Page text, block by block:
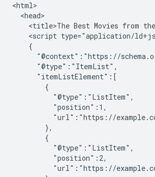
<html>
  <head>
<title>The Best Movies from
<script type="application/
    {
"@context":"https://
      "@type":"ItemList",
      "itemListElement":[
        {
          "@type":"ListItem",
          "position":1,
"url":"https://
        },
        {
          "@type":"ListItem",
          "position":2,
"url":"https://